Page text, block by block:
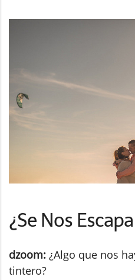
¿Se Nos
dzoom: ¿Algo que nos
tintero?